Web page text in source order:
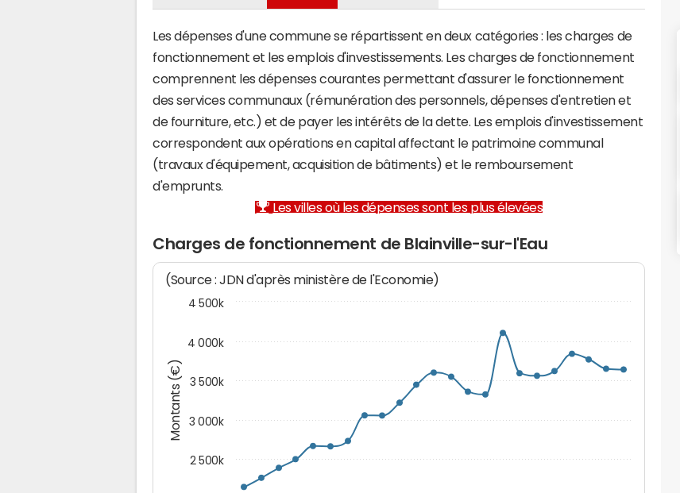
Les dépenses d'une commune se répartissent en deux catégories : les charges de
fonctionnement et les emplois d'investissements. Les charges de fonctionnement
comprennent les dépenses courantes permettant d'assurer le fonctionnement
des services communaux (rémunération des personnels, dépenses d'entretien et
de fourniture, etc.) et de payer les intérêts de la dette. Les emplois d'investissement
correspondent aux opérations en capital affectant le patrimoine communal
(travaux d'équipement, acquisition de bâtiments) et le remboursement
d'emprunts.
Les villes où les dépenses sont les plus élevées
Charges de fonctionnement de Blainville-sur-l'Eau
Montants (€)
(Source : JDN d'après ministère de l'Economie)
2 500k
3 000k
3 500k
4 000k
4 500k